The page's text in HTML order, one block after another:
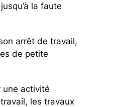
la faute
arrêt de travail,
de petite
une activité
les travaux